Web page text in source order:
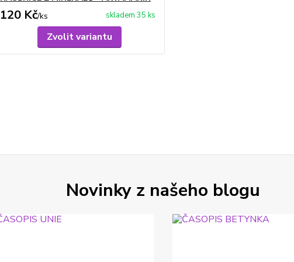
120 Kč/ks skladem 35 ks
Zvolit variantu
Novinky z našeho blogu